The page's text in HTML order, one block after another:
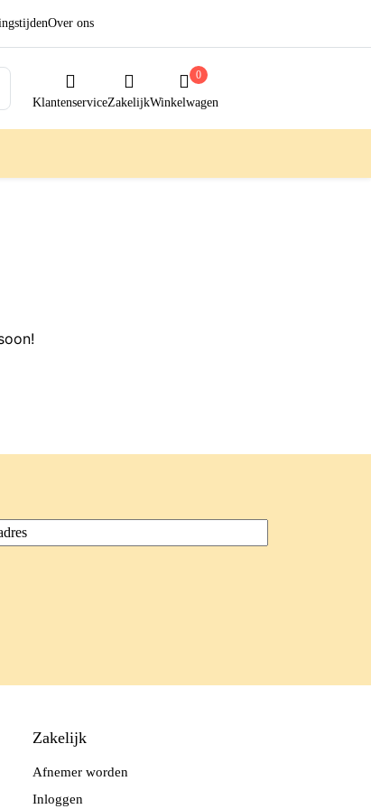
Over ons
KlantenserviceZakelijkWinkelwagen
0
Zakelijk
Afnemer worden
Inloggen